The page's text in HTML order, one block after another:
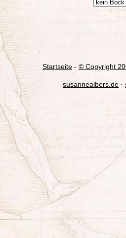
Startseite - © Copyright
susannealbers.de ·